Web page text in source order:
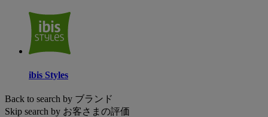
ibis Styles
Back to search by ブランド
Skip search by お客さまの評価